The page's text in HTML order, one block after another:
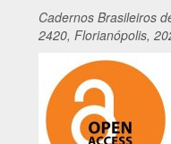
Cadernos Brasileiros
2420, Florianópolis,